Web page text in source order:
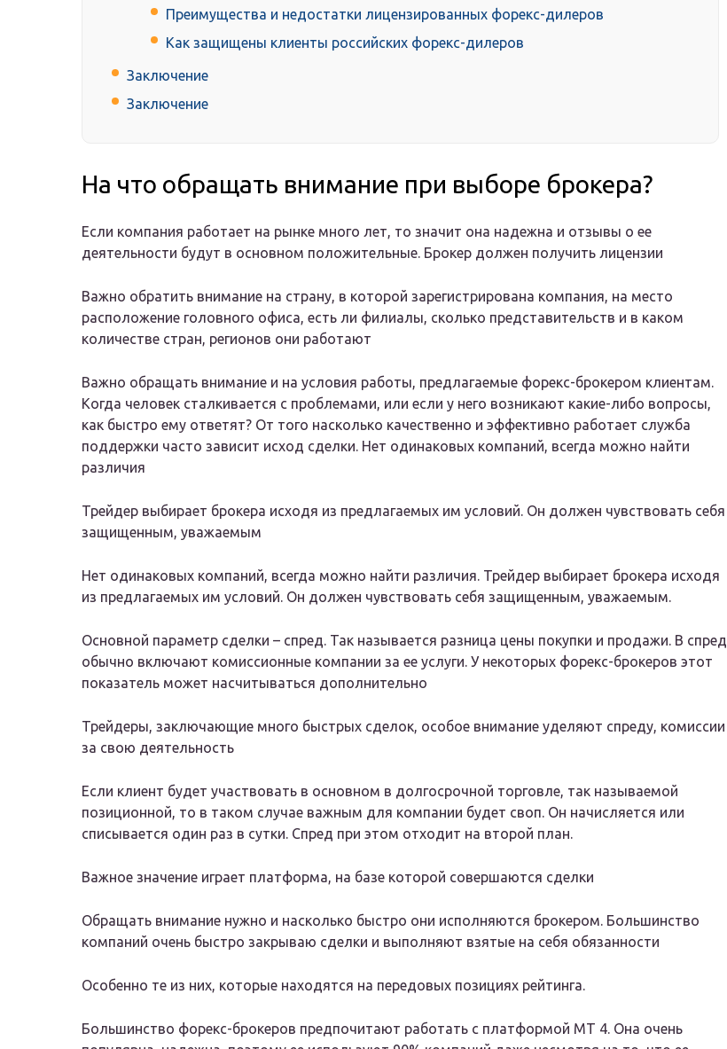
Преимущества и недостатки лицензированных форекс-дилеров
Как защищены клиенты российских форекс-дилеров
Заключение
Заключение
На что обращать внимание при выборе брокера?
Если компания работает на рынке много лет, то значит она надежна и отзывы о ее
деятельности будут в основном положительные. Брокер должен получить лицензии
Важно обратить внимание на страну, в которой зарегистрирована компания, на место
расположение головного офиса, есть ли филиалы, сколько представительств и в каком
количестве стран, регионов они работают
Важно обращать внимание и на условия работы, предлагаемые форекс-брокером клиентам.
Когда человек сталкивается с проблемами, или если у него возникают какие-либо вопросы,
как быстро ему ответят? От того насколько качественно и эффективно работает служба
поддержки часто зависит исход сделки. Нет одинаковых компаний, всегда можно найти
различия
Трейдер выбирает брокера исходя из предлагаемых им условий. Он должен чувствовать себя
защищенным, уважаемым
Нет одинаковых компаний, всегда можно найти различия. Трейдер выбирает брокера исходя
из предлагаемых им условий. Он должен чувствовать себя защищенным, уважаемым.
Основной параметр сделки – спред. Так называется разница цены покупки и продажи. В спред
обычно включают комиссионные компании за ее услуги. У некоторых форекс-брокеров этот
показатель может насчитываться дополнительно
Трейдеры, заключающие много быстрых сделок, особое внимание уделяют спреду, комиссии
за свою деятельность
Если клиент будет участвовать в основном в долгосрочной торговле, так называемой
позиционной, то в таком случае важным для компании будет своп. Он начисляется или
списывается один раз в сутки. Спред при этом отходит на второй план.
Важное значение играет платформа, на базе которой совершаются сделки
Обращать внимание нужно и насколько быстро они исполняются брокером. Большинство
компаний очень быстро закрываю сделки и выполняют взятые на себя обязанности
Особенно те из них, которые находятся на передовых позициях рейтинга.
Большинство форекс-брокеров предпочитают работать с платформой МТ 4. Она очень